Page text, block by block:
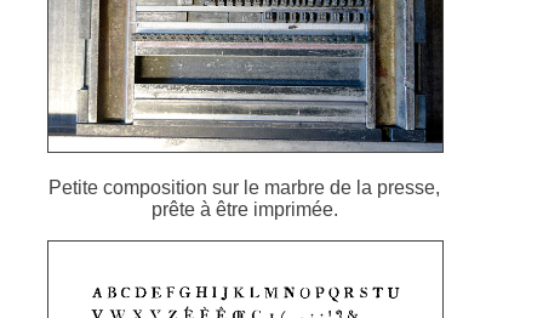
Petite composition sur le marbre de la presse,
prête à être imprimée.